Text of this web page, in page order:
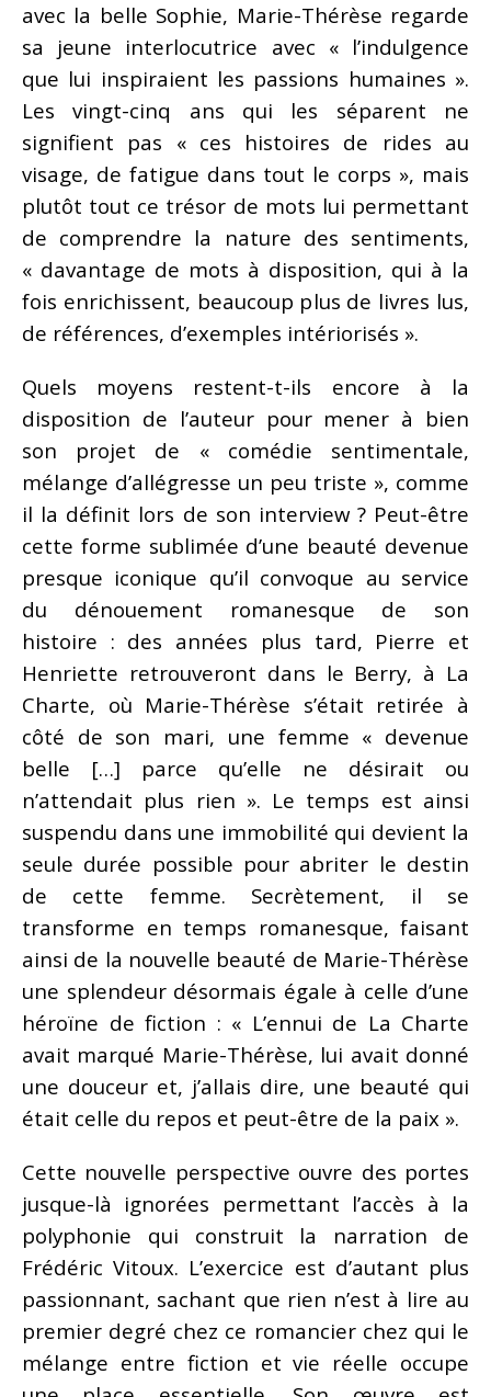
avec la belle Sophie, Marie-Thérèse regarde
sa jeune interlocutrice avec « l’indulgence
que lui inspiraient les passions humaines ».
Les vingt-cinq ans qui les séparent ne
signifient pas « ces histoires de rides au
visage, de fatigue dans tout le corps », mais
plutôt tout ce trésor de mots lui permettant
de comprendre la nature des sentiments,
« davantage de mots à disposition, qui à la
fois enrichissent, beaucoup plus de livres lus,
de références, d’exemples intériorisés ».
Quels moyens restent-t-ils encore à la
disposition de l’auteur pour mener à bien
son projet de « comédie sentimentale,
mélange d’allégresse un peu triste », comme
il la définit lors de son interview ? Peut-être
cette forme sublimée d’une beauté devenue
presque iconique qu’il convoque au service
du dénouement romanesque de son
histoire : des années plus tard, Pierre et
Henriette retrouveront dans le Berry, à La
Charte, où Marie-Thérèse s’était retirée à
côté de son mari, une femme « devenue
belle […] parce qu’elle ne désirait ou
n’attendait plus rien ». Le temps est ainsi
suspendu dans une immobilité qui devient la
seule durée possible pour abriter le destin
de cette femme. Secrètement, il se
transforme en temps romanesque, faisant
ainsi de la nouvelle beauté de Marie-Thérèse
une splendeur désormais égale à celle d’une
héroïne de fiction : « L’ennui de La Charte
avait marqué Marie-Thérèse, lui avait donné
une douceur et, j’allais dire, une beauté qui
était celle du repos et peut-être de la paix ».
Cette nouvelle perspective ouvre des portes
jusque-là ignorées permettant l’accès à la
polyphonie qui construit la narration de
Frédéric Vitoux. L’exercice est d’autant plus
passionnant, sachant que rien n’est à lire au
premier degré chez ce romancier chez qui le
mélange entre fiction et vie réelle occupe